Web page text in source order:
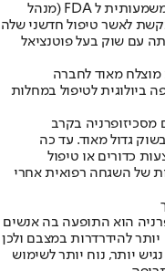
טבע הגישה הלילה (בין שישי לשבת) בקשה משמעותית ל FDA (מנהל
לאשר טיפול חדשני שלה
עם שוק בעל פוטנציאל
מאוד לחברה
ביולוגית לטיפול במחלות
מסכיזופרניה בקרב
גדול מאוד. עד כה
כדורים או טיפול
של השגחה רפואית אחרי
הוא התופעה בה אנשים
להידרדרות במצבם ולכן
יותר, נוח יותר לשימוש